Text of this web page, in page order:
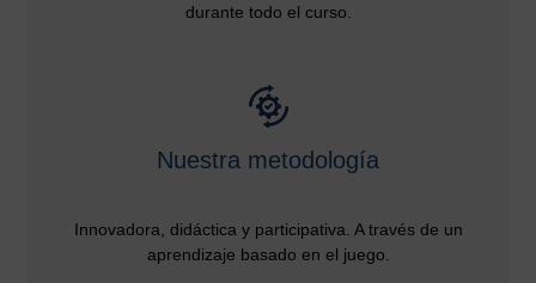
durante todo el curso.
Nuestra metodología
Innovadora, didáctica y participativa. A través de un
aprendizaje basado en el juego.